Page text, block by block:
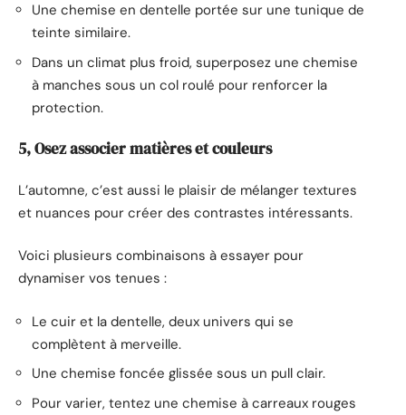
Une chemise en dentelle portée sur une tunique de
teinte similaire.
Dans un climat plus froid, superposez une chemise
à manches sous un col roulé pour renforcer la
protection.
5, Osez associer matières et couleurs
L’automne, c’est aussi le plaisir de mélanger textures
et nuances pour créer des contrastes intéressants.
Voici plusieurs combinaisons à essayer pour
dynamiser vos tenues :
Le cuir et la dentelle, deux univers qui se
complètent à merveille.
Une chemise foncée glissée sous un pull clair.
Pour varier, tentez une chemise à carreaux rouges